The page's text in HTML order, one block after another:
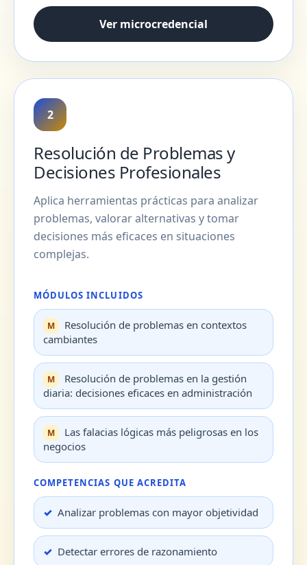
Ver microcredencial
2
Resolución de Problemas y
Decisiones Profesionales
Aplica herramientas prácticas para analizar
problemas, valorar alternativas y tomar
decisiones más eficaces en situaciones
complejas.
MÓDULOS INCLUIDOS
Resolución de problemas en contextos
cambiantes
Resolución de problemas en la gestión
diaria: decisiones eficaces en administración
Las falacias lógicas más peligrosas en los
negocios
COMPETENCIAS QUE ACREDITA
Analizar problemas con mayor objetividad
Detectar errores de razonamiento